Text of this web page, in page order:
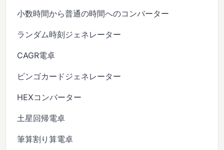
小数時間から普通の時間へのコンバーター
ランダム時刻ジェネレーター
CAGR電卓
ビンゴカードジェネレーター
HEXコンバーター
土星回帰電卓
筆算割り算電卓